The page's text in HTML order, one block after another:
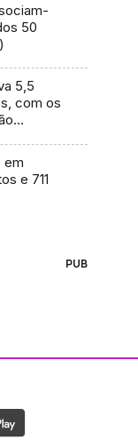
50
5,5
com os
em
e 711
PUB